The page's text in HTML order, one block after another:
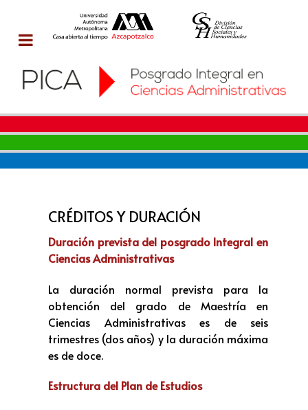
CRÉDITOS Y DURACIÓN
Duración prevista del posgrado Integral en
Ciencias Administrativas
La duración normal prevista para la
obtención del grado de Maestría en
Ciencias Administrativas es de seis
trimestres (dos años) y la duración máxima
es de doce.
Estructura del Plan de Estudios